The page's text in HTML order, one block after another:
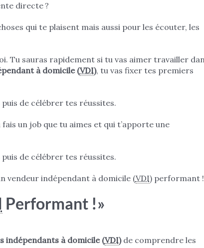
directe ?
qui te plaisent mais aussi pour les écouter, les
Tu sauras rapidement si tu vas aimer travailler
à domicile (VDI), tu vas fixer tes premiers
de célébrer tes réussites.
un job que tu aimes et qui t’apporte une
de célébrer tes réussites.
vendeur indépendant à domicile (VDI) performant !
Performant !»
indépendants à domicile (VDI)de comprendre les